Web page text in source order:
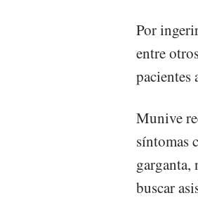
Por
entre
pacientes
Munive
síntomas
garganta,
buscar